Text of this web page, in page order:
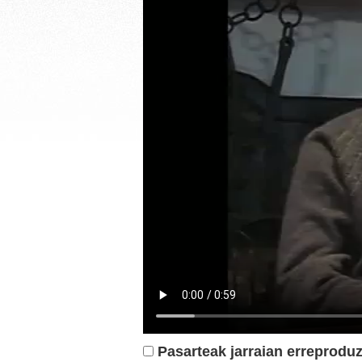
Pasarteak jarraian